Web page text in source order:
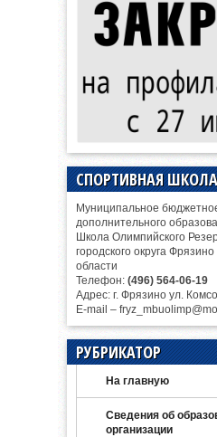
СПОРТИВНАЯ
Муниципальное
дополнительного
Школа Олимпийского
городского округа
области
Телефон: (496) 564-06-19
Адрес: г. Фрязино ул.
E-mail –
РУБРИКАТОР
На главную
Сведения об
организации